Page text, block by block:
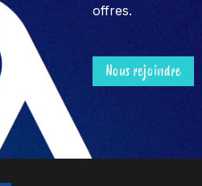
offres.
Nous rejoindre